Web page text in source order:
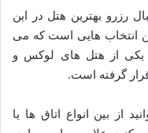
رزرو بهترین هتل در این
انتخاب هایی است که می
باشید. این هتل 5 ستاره یکی از هتل های لوکس و
گرفته است.
می توانید از بین انواع اتاق ها یا